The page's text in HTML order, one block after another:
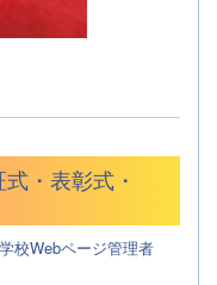
・表彰式・
校Webページ管理者